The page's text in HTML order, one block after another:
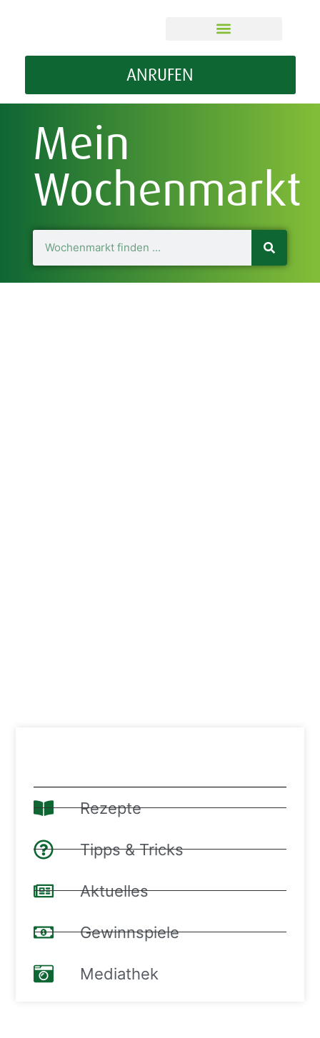
ANRUFEN
Mein
Wochenmarkt
Rezepte
Tipps & Tricks
Aktuelles
Gewinnspiele
Mediathek